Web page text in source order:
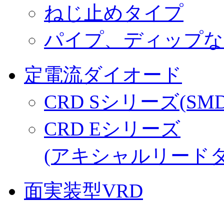
ねじ止めタイプ
パイプ、ディップ
定電流ダイオード
CRD Sシリーズ
CRD Eシリーズ
(アキシャルリード
面実装型VRD